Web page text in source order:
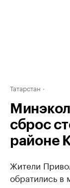
Татарстан
сброс
районе
Жители
обратились в